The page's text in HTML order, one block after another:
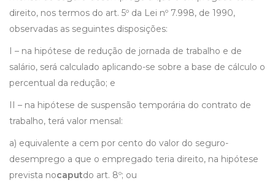
direito, nos termos do art. 5º da Lei nº 7.998, de 1990,
observadas as seguintes disposições:
I – na hipótese de redução de jornada de trabalho e de
salário, será calculado aplicando-se sobre a base de cálculo o
percentual da redução; e
II – na hipótese de suspensão temporária do contrato de
trabalho, terá valor mensal:
a) equivalente a cem por cento do valor do seguro-
desemprego a que o empregado teria direito, na hipótese
prevista nocaputdo art. 8º; ou